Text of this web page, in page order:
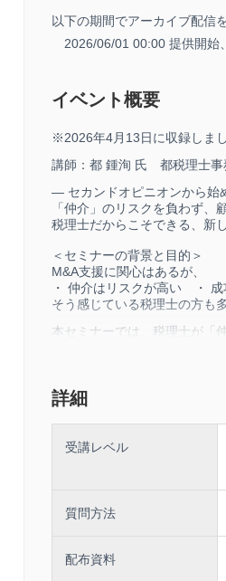
以下の期間でアーカイブ配信
2026/06/01 00:00 提供開始、
イベント概要
※2026年4月13日に収録しまし
講師：都 鍾洵 氏 都税理士
― セカンドオピニオンから始
「仲介」のリスクを負わず、
税理士だからこそできる、新
＜セミナーの背景と目的＞
M&A支援に関心はあるが、
・ 仲介はリスクが高い ・
そう感じている税理士の方も
本セミナーでは、税理士が「
DD → PMI → 顧問契約」とい
定収益を構築する考え方と、
M&Aに関わりたいが、「消耗
容です。
【第1部】 なぜ税理士のM&A
・ 仲介モデルの構造と限
・ 成功報酬型が抱えるリ
・ 顧問業とのミスマッチ（
【第2部】 税理士に適した
・ 税理士の本来の強み
詳細
受講レベル
質問方法
配布資料